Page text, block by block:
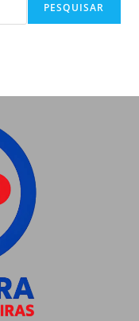
PESQUISAR